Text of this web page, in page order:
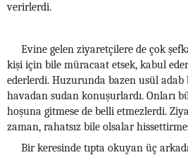
verirlerdi.
Evine gelen ziyaretçilere de çok
kişi için bile müracaat etsek, kabul
ederlerdi. Huzurunda bazen usül
havadan sudan konuşurlardı. Onları
hoşuna gitmese de belli etmezlerdi.
zaman, rahatsız bile olsalar
Bir keresinde tıpta okuyan üç